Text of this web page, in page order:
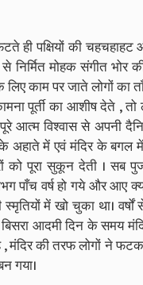
ही पक्षियों की
मोहक संगीत भोर
लिए काम पर जाते लोगों का
पूर्ती का आशीष देते ,
आत्म विश्वास से अपनी
के अहाते में एवं मंदिर के बगल
को पूरा सुकून देती ।
पाँच वर्ष हो गये और आए
स्मृतियों में खो चुका था।
बिसरा आदमी दिन के समय
मंदिर की तरफ लोगों ने
गया।